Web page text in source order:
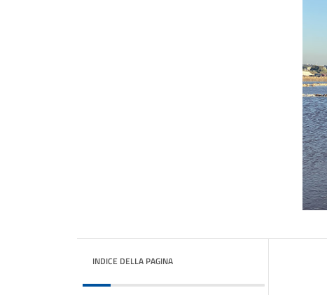
INDICE DELLA PAGINA